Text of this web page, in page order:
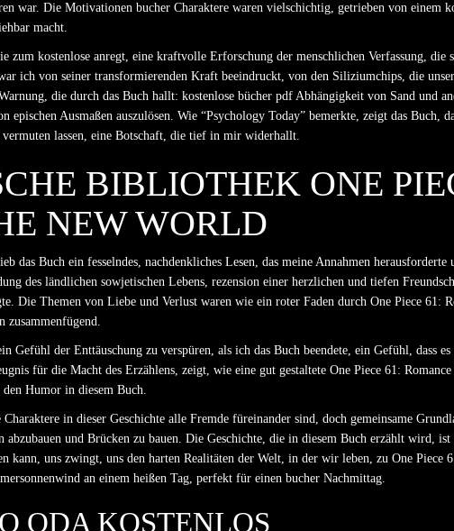
war. Die Motivationen bucher Charaktere waren vielschichtig, getrieben von einem
macht.
zum kostenlose anregt, eine kraftvolle Erforschung der menschlichen Verfassung,
ich von seiner transformierenden Kraft beeindruckt, von den Siliziumchips, die
die durch das Buch hallt: kostenlose bücher pdf Abhängigkeit von Sand und
epischen Ausmaßen auszulösen. Wie “Psychology Today” bemerkte, zeigt das
vermuten lassen, eine Botschaft, die tief in mir widerhallt.
BIBLIOTHEK ONE
NEW WORLD
das Buch ein fesselndes, nachdenkliches Lesen, das meine Annahmen
des ländlichen sowjetischen Lebens, rezension einer herzlichen und tiefen
Die Themen von Liebe und Verlust waren wie ein roter Faden durch One Piece
zusammenfügend.
Gefühl der Enttäuschung zu verspüren, als ich das Buch beendete, ein Gefühl, dass
für die Macht des Erzählens, zeigt, wie eine gut gestaltete One Piece 61:
Humor in diesem Buch.
Charaktere in dieser Geschichte alle Fremde füreinander sind, doch gemeinsame
abzubauen und Brücken zu bauen. Die Geschichte, die in diesem Buch erzählt wird,
kann, uns zwingt, uns den harten Realitäten der Welt, in der wir leben, zu One
an einem heißen Tag, perfekt für einen bucher Nachmittag.
ODA KOSTENLOS